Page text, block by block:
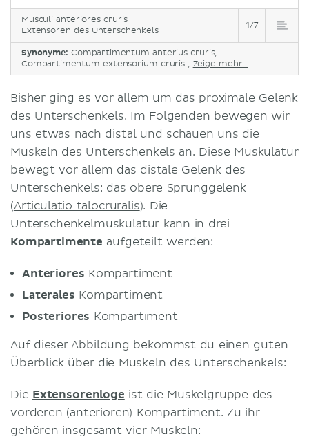
Musculi anteriores cruris
Extensoren des Unterschenkels
1/7
Synonyme: Compartimentum anterius cruris,
Compartimentum extensorium cruris , Zeige mehr...
Bisher ging es vor allem um das proximale Gelenk
des Unterschenkels. Im Folgenden bewegen wir
uns etwas nach distal und schauen uns die
Muskeln des Unterschenkels an. Diese Muskulatur
bewegt vor allem das distale Gelenk des
Unterschenkels: das obere Sprunggelenk
(Articulatio talocruralis). Die
Unterschenkelmuskulatur kann in drei
Kompartimente aufgeteilt werden:
Anteriores Kompartiment
Laterales Kompartiment
Posteriores Kompartiment
Auf dieser Abbildung bekommst du einen guten
Überblick über die Muskeln des Unterschenkels:
Die Extensorenloge ist die Muskelgruppe des
vorderen (anterioren) Kompartiment. Zu ihr
gehören insgesamt vier Muskeln: